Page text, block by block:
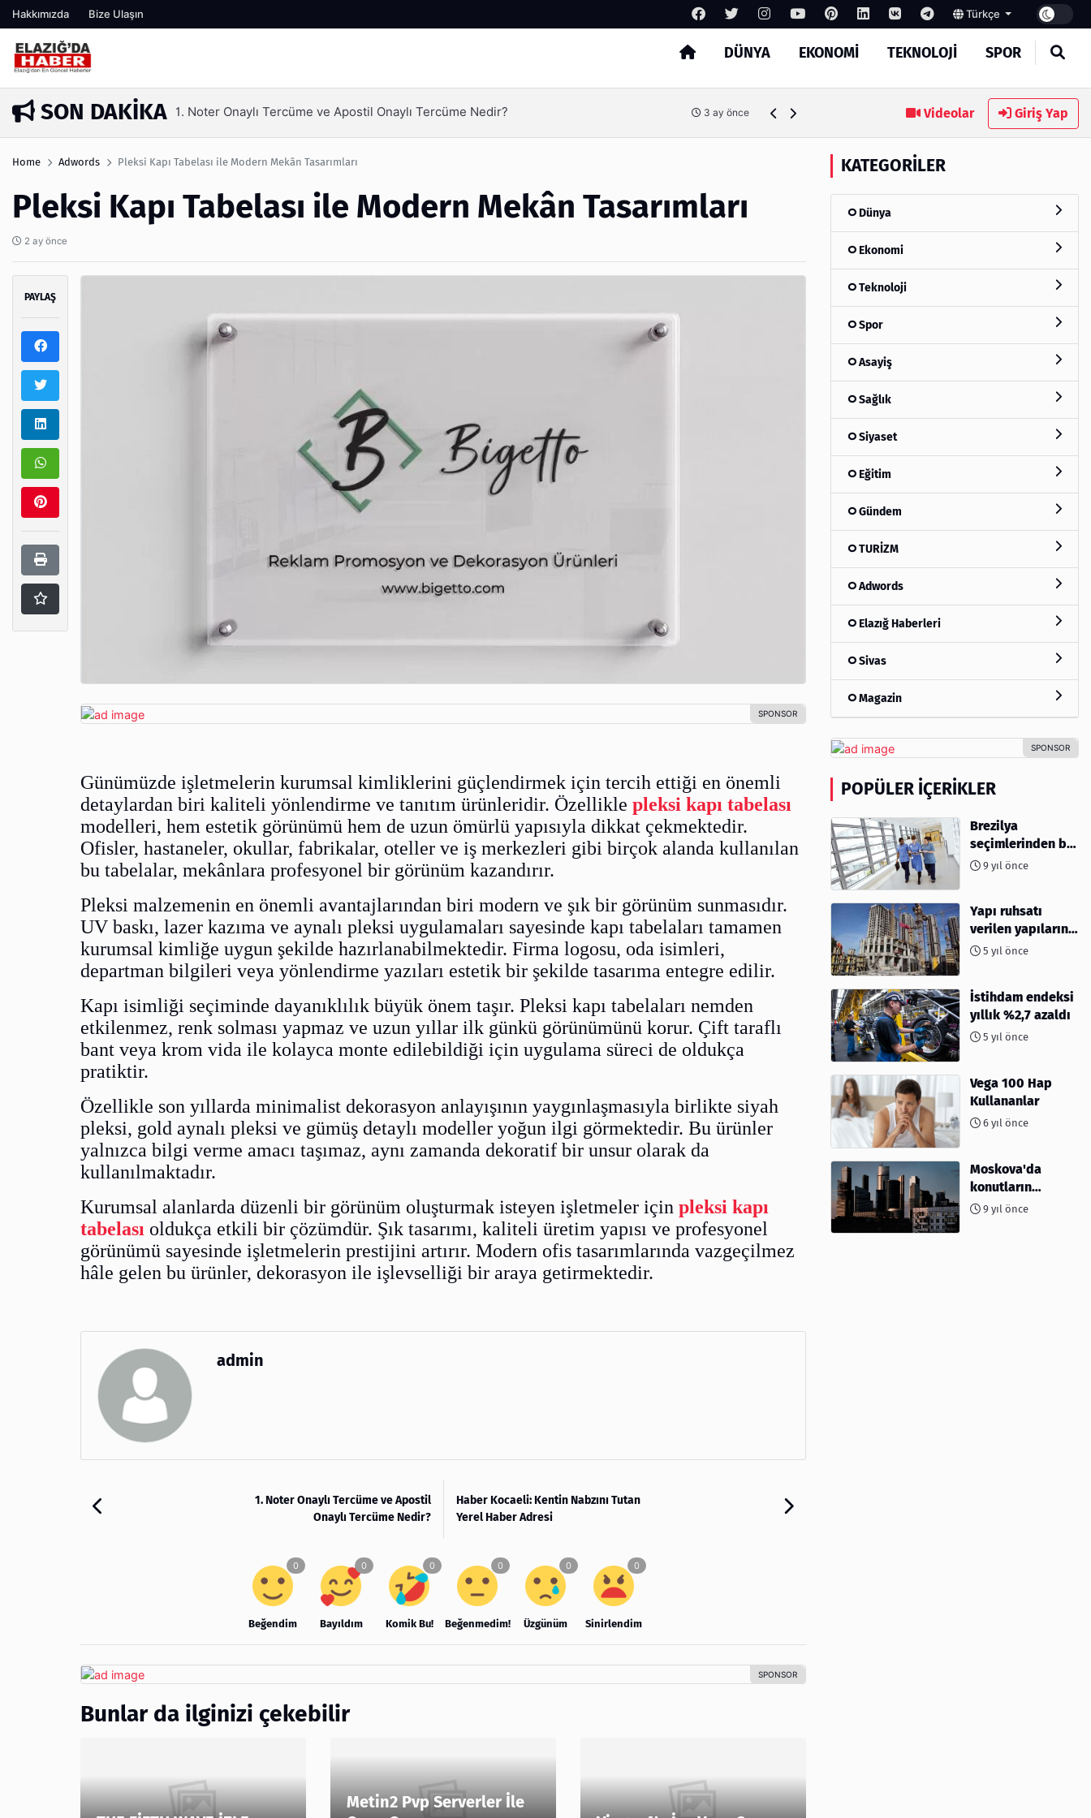
Hakkımızda Bize Ulaşın Türkçe
DÜNYA EKONOMI TEKNOLOJI SPOR
Arama
SON DAKIKA
3 ay önce Kaş Laminasyonu Nedir ve Neden Tercih Edilir? 4 ay önce Videolar Giriş Yap
Home Adwords Pleksi Kapı Tabelası ile Modern Mekân Tasarımları
Pleksi Kapı Tabelası ile Modern Mekân Tasarımları
2 ay önce
PAYLAŞ
Günümüzde işletmelerin kurumsal kimliklerini güçlendirmek için tercih ettiği en önemli
detaylardan biri kaliteli yönlendirme ve tanıtım ürünleridir. Özellikle pleksi kapı tabelası
modelleri, hem estetik görünümü hem de uzun ömürlü yapısıyla dikkat çekmektedir.
Ofisler, hastaneler, okullar, fabrikalar, oteller ve iş merkezleri gibi birçok alanda kullanılan
bu tabelalar, mekânlara profesyonel bir görünüm kazandırır.
Pleksi malzemenin en önemli avantajlarından biri modern ve şık bir görünüm sunmasıdır.
UV baskı, lazer kazıma ve aynalı pleksi uygulamaları sayesinde kapı tabelaları tamamen
kurumsal kimliğe uygun şekilde hazırlanabilmektedir. Firma logosu, oda isimleri,
departman bilgileri veya yönlendirme yazıları estetik bir şekilde tasarıma entegre edilir.
Kapı isimliği seçiminde dayanıklılık büyük önem taşır. Pleksi kapı tabelaları nemden
etkilenmez, renk solması yapmaz ve uzun yıllar ilk günkü görünümünü korur. Çift taraflı
bant veya krom vida ile kolayca monte edilebildiği için uygulama süreci de oldukça
pratiktir.
Özellikle son yıllarda minimalist dekorasyon anlayışının yaygınlaşmasıyla birlikte siyah
pleksi, gold aynalı pleksi ve gümüş detaylı modeller yoğun ilgi görmektedir. Bu ürünler
yalnızca bilgi verme amacı taşımaz, aynı zamanda dekoratif bir unsur olarak da
kullanılmaktadır.
Kurumsal alanlarda düzenli bir görünüm oluşturmak isteyen işletmeler için pleksi kapı
tabelası oldukça etkili bir çözümdür. Şık tasarımı, kaliteli üretim yapısı ve profesyonel
görünümü sayesinde işletmelerin prestijini artırır. Modern ofis tasarımlarında vazgeçilmez
hâle gelen bu ürünler, dekorasyon ile işlevselliği bir araya getirmektedir.
admin
1. Noter Onaylı Tercüme ve Apostil
Onaylı Tercüme Nedir?
Haber Kocaeli: Kentin Nabzını Tutan
Yerel Haber Adresi
Beğendim Bayıldım Komik Bu! Beğenmedim! Üzgünüm Sinirlendim
Bunlar da ilginizi çekebilir
Metin2 Pvp Serverler İle
KATEGORILER
Dünya
Ekonomi
Teknoloji
Spor
Asayiş
Sağlık
Siyaset
Eğitim
Gündem
TURİZM
Adwords
Elazığ Haberleri
Sivas
Magazin
POPÜLER İÇERIKLER
Brezilya
seçimlerinden bu
yana hemşire
9 yıl önce
Yapı ruhsatı
verilen yapıların
yüzölçümü %40,8
5 yıl önce
İstihdam endeksi
yıllık %2,7 azaldı
5 yıl önce
Vega 100 Hap
Kullananlar
6 yıl önce
Moskova'da
konutların
%10'undan
9 yıl önce